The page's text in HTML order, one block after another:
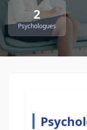
2
Psychologues